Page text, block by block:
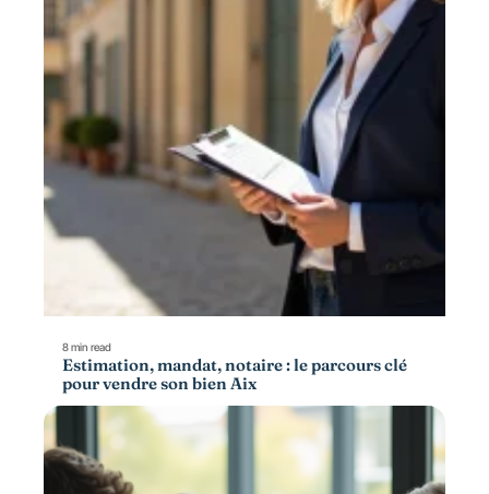
8 min read
Estimation, mandat, notaire : le parcours clé
pour vendre son bien Aix